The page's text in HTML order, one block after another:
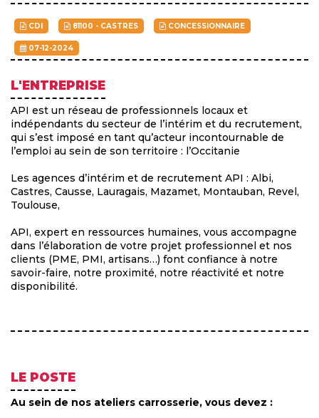
CDI 81100 - CASTRES CONCESSIONNAIRE
07-12-2024
L'ENTREPRISE
API est un réseau de professionnels locaux et
indépendants du secteur de l’intérim et du recrutement,
qui s’est imposé en tant qu’acteur incontournable de
l’emploi au sein de son territoire : l’Occitanie
Les agences d’intérim et de recrutement API : Albi,
Castres, Causse, Lauragais, Mazamet, Montauban, Revel,
Toulouse,
API, expert en ressources humaines, vous accompagne
dans l’élaboration de votre projet professionnel et nos
clients (PME, PMI, artisans…) font confiance à notre
savoir-faire, notre proximité, notre réactivité et notre
disponibilité.
LE POSTE
Au sein de nos ateliers carrosserie, vous devez :